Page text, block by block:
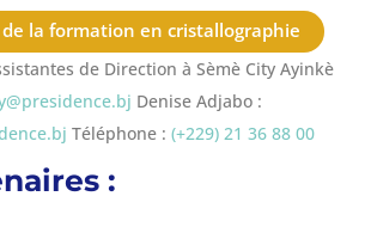
la formation en cristallographie
de Direction à Sèmè City Ayinkè
Denise Adjabo :
Téléphone : (+229) 21 36 88 00
: